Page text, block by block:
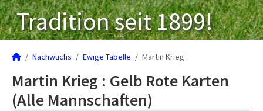
Tradition seit 1899!
Nachwuchs Ewige Tabelle Martin Krieg
Martin Krieg : Gelb Rote Karten
(Alle Mannschaften)